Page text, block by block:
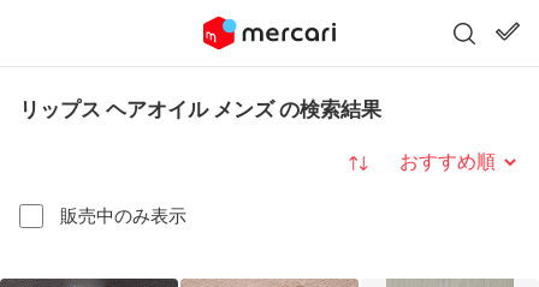
リップス ヘアオイル メンズ の検索結果
販売中のみ表示
並び替え